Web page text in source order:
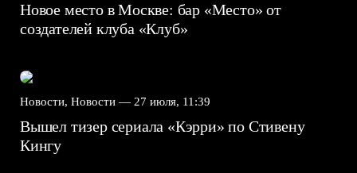
Новое место в Москве: бар «Место» от
создателей клуба «Клуб»
Новости, Новости — 27 июля, 11:39
Вышел тизер сериала «Кэрри» по Стивену
Кингу